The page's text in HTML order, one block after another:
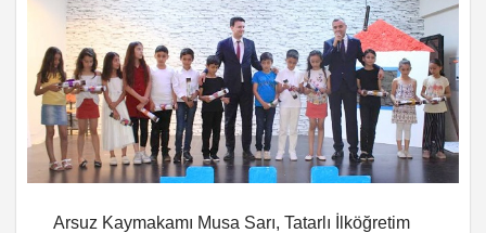
Arsuz Kaymakamı Musa Sarı, Tatarlı İlköğretim